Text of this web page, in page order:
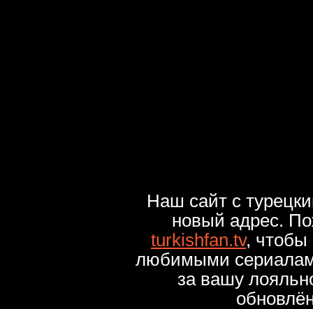
Наш сайт с
новый адрес.
turkishfan.tv, чтобы
любимыми
за вашу